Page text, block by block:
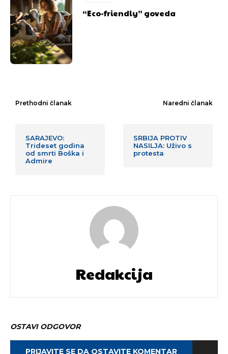
“Eco-friendly” goveda
Prethodni članak
SARAJEVO:
Trideset godina
od smrti Boška i
Admire
Naredni članak
SRBIJA PROTIV
NASILJA: Uživo s
protesta
Redakcija
OSTAVI ODGOVOR
PRIJAVITE SE DA OSTAVITE KOMENTAR